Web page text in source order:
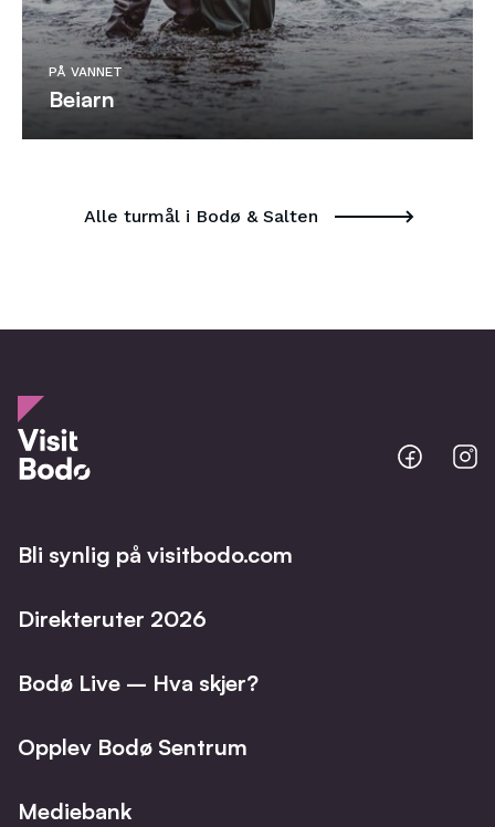
PÅ VANNET
Beiarn
Alle turmål i Bodø & Salten
Bodo
@
Bli synlig på visitbodo.com
Direkteruter 2026
Bodø Live – Hva skjer?
Opplev Bodø Sentrum
Mediebank